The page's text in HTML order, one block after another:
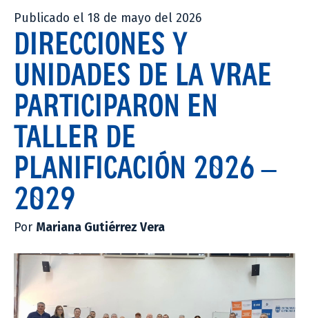
Publicado el 18 de mayo del 2026
DIRECCIONES Y
UNIDADES DE LA VRAE
PARTICIPARON EN
TALLER DE
PLANIFICACIÓN 2026 –
2029
Por Mariana Gutiérrez Vera